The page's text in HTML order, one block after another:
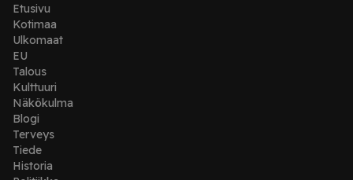
Etusivu
Kotimaa
Ulkomaat
EU
Talous
Kulttuuri
Näkökulma
Blogi
Terveys
Tiede
Historia